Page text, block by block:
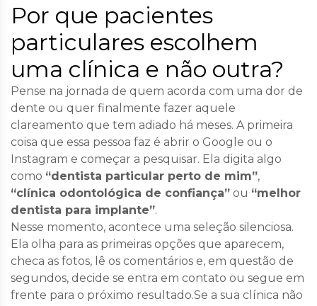
Por que pacientes
particulares escolhem
uma clínica e não outra?
Pense na jornada de quem acorda com uma dor de
dente ou quer finalmente fazer aquele
clareamento que tem adiado há meses. A primeira
coisa que essa pessoa faz é abrir o Google ou o
Instagram e começar a pesquisar. Ela digita algo
como “dentista particular perto de mim”,
“clínica odontológica de confiança” ou “melhor
dentista para implante”.
Nesse momento, acontece uma seleção silenciosa.
Ela olha para as primeiras opções que aparecem,
checa as fotos, lê os comentários e, em questão de
segundos, decide se entra em contato ou segue em
frente para o próximo resultado.Se a sua clínica não